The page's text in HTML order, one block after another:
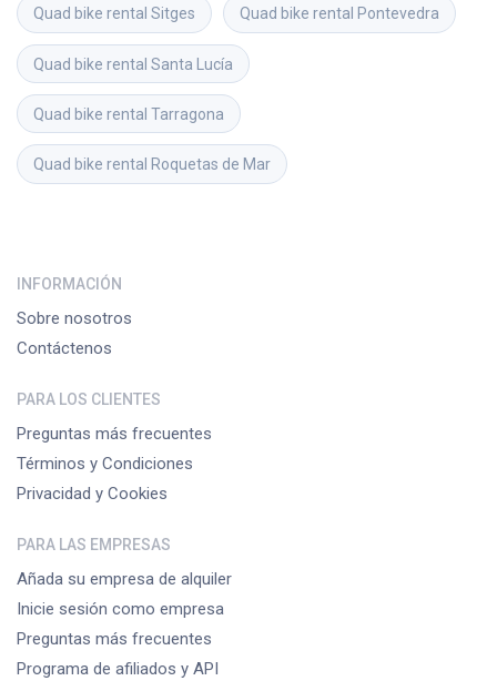
Quad bike rental Sitges Quad bike rental Pontevedra
Quad bike rental Santa Lucía
Quad bike rental Tarragona
Quad bike rental Roquetas de Mar
INFORMACIÓN
Sobre nosotros
Contáctenos
PARA LOS CLIENTES
Preguntas más frecuentes
Términos y Condiciones
Privacidad y Cookies
PARA LAS EMPRESAS
Añada su empresa de alquiler
Inicie sesión como empresa
Preguntas más frecuentes
Programa de afiliados y API